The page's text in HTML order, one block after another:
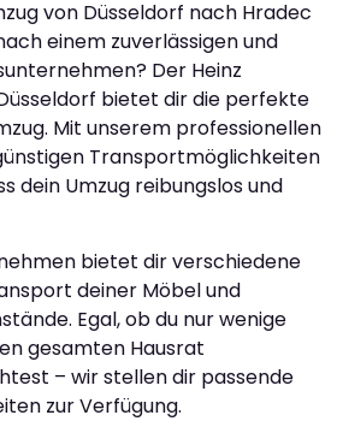
von Düsseldorf nach Hradec
einem zuverlässigen und
Der Heinz
bietet dir die perfekte
Mit unserem professionellen
Transportmöglichkeiten
dein Umzug reibungslos und
bietet dir verschiedene
deiner Möbel und
Egal, ob du nur wenige
gesamten Hausrat
– wir stellen dir passende
zur Verfügung.